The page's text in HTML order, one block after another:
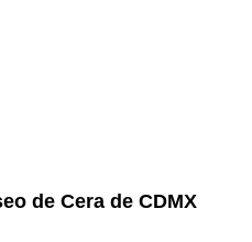
de Cera de CDMX